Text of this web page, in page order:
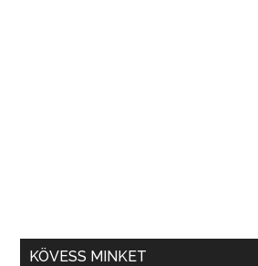
KÖVESS MINKET